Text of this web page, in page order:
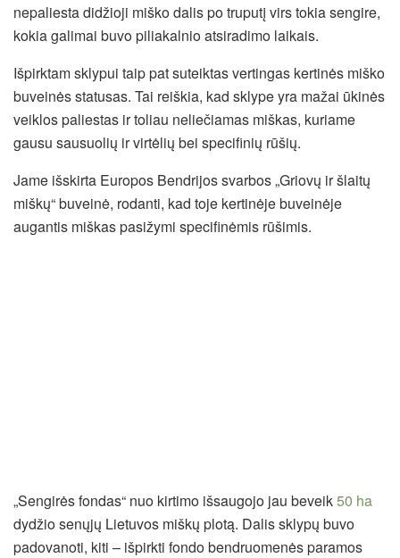
nepaliesta didžioji miško dalis po truputį virs tokia sengire,
kokia galimai buvo piliakalnio atsiradimo laikais.
Išpirktam sklypui taip pat suteiktas vertingas kertinės miško
buveinės statusas. Tai reiškia, kad sklype yra mažai ūkinės
veiklos paliestas ir toliau neliečiamas miškas, kuriame
gausu sausuolių ir virtėlių bei specifinių rūšių.
Jame išskirta Europos Bendrijos svarbos „Griovų ir šlaitų
miškų“ buveinė, rodanti, kad toje kertinėje buveinėje
augantis miškas pasižymi specifinėmis rūšimis.
„Sengirės fondas“ nuo kirtimo išsaugojo jau beveik50 ha
dydžio senųjų Lietuvos miškų plotą. Dalis sklypų buvo
padovanoti, kiti – išpirkti fondo bendruomenės paramos